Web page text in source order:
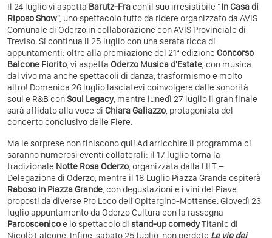
Il 24 luglio vi aspetta Barutz-Fracon il suo irresistibile "InCasa di
Riposo Show", uno spettacolo tutto da ridere organizzato da AVIS
Comunale di Oderzo in collaborazione con AVIS Provinciale di
Treviso. Si continua il 25 luglio con una serata ricca di
appuntamenti: oltre alla premiazione del 21ª edizione Concorso
Balcone Fiorito , vi aspetta Oderzo Musica d'Estate , con musica
dal vivo ma anche spettacoli di danza, trasformismo e molto
altro! Domenica 26 luglio lasciatevi coinvolgere dalle sonorità
soul e R&B conSoul Legacy, mentre lunedì 27 luglio il gran finale
sarà affidato alla voce di Chiara Galiazzo , protagonista del
concerto conclusivo delle Fiere.
Ma le sorprese non finiscono qui! Ad arricchire il programma ci
saranno numerosi eventi collaterali: il 17 luglio torna la
tradizionale Notte Rosa Oderzo , organizzata dalla LILT –
Delegazione di Oderzo, mentre il 18 Luglio Piazza Grande ospiterà
Raboso in Piazza Grande , con degustazioni e i vini del Piave
proposti da diverse Pro Loco dell'Opitergino-Mottense. Giovedì 23
luglio appuntamento da Oderzo Cultura con la rassegna
Parcoscenicoe lo spettacolo di stand-up comedyTitanic di
Nicolò Falcone. Infine, sabato 25 luglio, non perdete Le vie dei